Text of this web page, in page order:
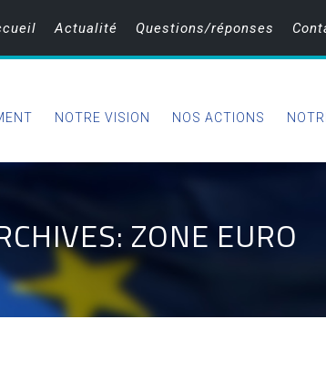
Actualité Questions/réponses
NOTRE VISION NOS ACTIONS
ZONE EURO